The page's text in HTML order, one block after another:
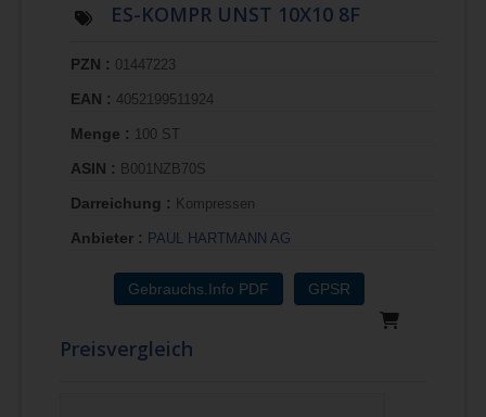
ES-KOMPR UNST 10X10 8F
PZN : 01447223
EAN : 4052199511924
Menge : 100 ST
ASIN : B001NZB70S
Darreichung : Kompressen
Anbieter : PAUL HARTMANN AG
Gebrauchs.Info PDF GPSR
Preisvergleich